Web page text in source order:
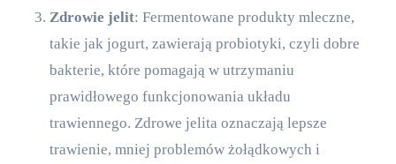
Zdrowie jelit: Fermentowane produkty mleczne,
takie jak jogurt, zawierają probiotyki, czyli dobre
bakterie, które pomagają w utrzymaniu
prawidłowego funkcjonowania układu
trawiennego. Zdrowe jelita oznaczają lepsze
trawienie, mniej problemów żołądkowych i